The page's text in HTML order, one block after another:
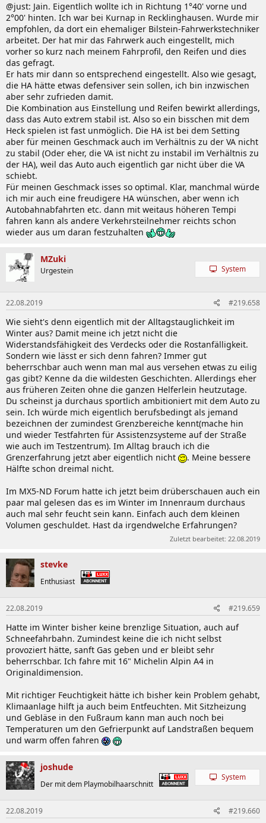
@just: Jain. Eigentlich wollte ich in Richtung 1°40' vorne und
2°00' hinten. Ich war bei Kurnap in Recklinghausen. Wurde mir
empfohlen, da dort ein ehemaliger Bilstein-Fahrwerkstechniker
arbeitet. Der hat mir das Fahrwerk auch eingestellt, mich
vorher so kurz nach meinem Fahrprofil, den Reifen und dies
das gefragt.
Er hats mir dann so entsprechend eingestellt. Also wie gesagt,
die HA hätte etwas defensiver sein sollen, ich bin inzwischen
aber sehr zufrieden damit.
Die Kombination aus Einstellung und Reifen bewirkt allerdings,
dass das Auto extrem stabil ist. Also so ein bisschen mit dem
Heck spielen ist fast unmöglich. Die HA ist bei dem Setting
aber für meinen Geschmack auch im Verhältnis zu der VA nicht
zu stabil (Oder eher, die VA ist nicht zu instabil im Verhältnis zu
der HA), weil das Auto auch eigentlich gar nicht über die VA
schiebt.
Für meinen Geschmack isses so optimal. Klar, manchmal würde
ich mir auch eine freudigere HA wünschen, aber wenn ich
Autobahnabfahrten etc. dann mit weitaus höheren Tempi
fahren kann als andere Verkehrsteilnehmer reichts schon
wieder aus um daran festzuhalten
MZuki
Urgestein System
22.08.2019 #219.658
Wie sieht's denn eigentlich mit der Alltagstauglichkeit im
Winter aus? Damit meine ich jetzt nicht die
Widerstandsfähigkeit des Verdecks oder die Rostanfälligkeit.
Sondern wie lässt er sich denn fahren? Immer gut
beherrschbar auch wenn man mal aus versehen etwas zu eilig
gas gibt? Kenne da die wildesten Geschichten. Allerdings eher
aus früheren Zeiten ohne die ganzen Helferlein heutzutage.
Du scheinst ja durchaus sportlich ambitioniert mit dem Auto zu
sein. Ich würde mich eigentlich berufsbedingt als jemand
bezeichnen der zumindest Grenzbereiche kennt(mache hin
und wieder Testfahrten für Assistenzsysteme auf der Straße
wie auch im Testzentrum). Im Alltag brauch ich die
Grenzerfahrung jetzt aber eigentlich nicht
. Meine bessere
Hälfte schon dreimal nicht.
Im MX5-ND Forum hatte ich jetzt beim drüberschauen auch ein
paar mal gelesen das es im Winter im Innenraum durchaus
auch mal sehr feucht sein kann. Einfach auch dem kleinen
Volumen geschuldet. Hast da irgendwelche Erfahrungen?
Zuletzt bearbeitet: 22.08.2019
stevke
Enthusiast
22.08.2019 #219.659
Hatte im Winter bisher keine brenzlige Situation, auch auf
Schneefahrbahn. Zumindest keine die ich nicht selbst
provoziert hätte, sanft Gas geben und er bleibt sehr
beherrschbar. Ich fahre mit 16" Michelin Alpin A4 in
Originaldimension.
Mit richtiger Feuchtigkeit hätte ich bisher kein Problem gehabt,
Klimaanlage hilft ja auch beim Entfeuchten. Mit Sitzheizung
und Gebläse in den Fußraum kann man auch noch bei
Temperaturen um den Gefrierpunkt auf Landstraßen bequem
und warm offen fahren
joshude
Der mit dem Playmobilhaarschnitt
System
22.08.2019 #219.660